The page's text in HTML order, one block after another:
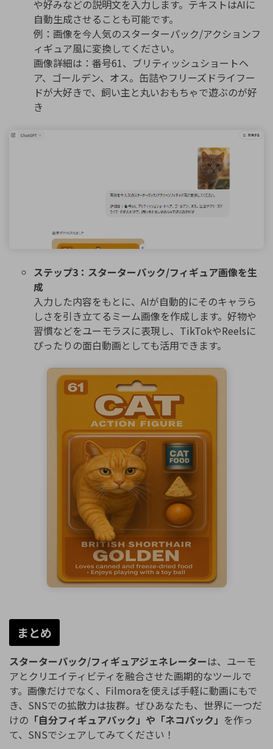
や好みなどの説明文を入力します。テキストはAIに
自動生成させることも可能です。
例：画像を今人気のスターターパック/アクションフ
ィギュア風に変換してください。
画像詳細は：番号61、ブリティッシュショートヘ
ア、ゴールデン、オス。缶詰やフリーズドライフー
ドが大好きで、飼い主と丸いおもちゃで遊ぶのが好
き
ステップ3：スターターパック/フィギュア画像を生
成
入力した内容をもとに、AIが自動的にそのキャラら
しさを引き立てるミーム画像を作成します。好物や
習慣などをユーモラスに表現し、TikTokやReelsに
ぴったりの面白動画としても活用できます。
まとめ
スターターパック/フィギュアジェネレーターは、ユーモ
アとクリエイティビティを融合させた画期的なツールで
す。画像だけでなく、Filmoraを使えば手軽に動画にもで
き、SNSでの拡散力は抜群。ぜひあなたも、世界に一つだ
けの 「自分フィギュアパック」や「ネコパック」 を作っ
て、SNSでシェアしてみてください！